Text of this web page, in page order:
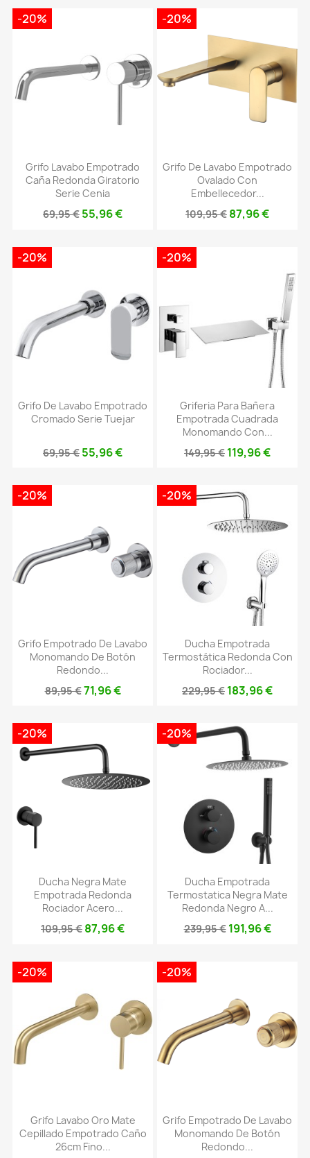
Grifo Lavabo Empotrado
Caña Redonda Giratorio
Serie Cenia
69,95 € 55,96 €
-20%
Grifo De Lavabo Empotrado
Ovalado Con
Embellecedor...
109,95 € 87,96 €
-20%
Grifo De Lavabo Empotrado
Cromado Serie Tuejar
69,95 € 55,96 €
-20%
Griferia Para Bañera
Empotrada Cuadrada
Monomando Con...
149,95 € 119,96 €
-20%
Grifo Empotrado De Lavabo
Monomando De Botón
Redondo...
89,95 €71,96 €
-20%
Ducha Empotrada
Termostática Redonda Con
Rociador...
229,95 € 183,96 €
-20%
Ducha Negra Mate
Empotrada Redonda
Rociador Acero...
109,95 € 87,96 €
-20%
Ducha Empotrada
Termostatica Negra Mate
Redonda Negro A...
239,95 € 191,96 €
-20%
Grifo Lavabo Oro Mate
Cepillado Empotrado Caño
26cm Fino...
-20%
Grifo Empotrado De Lavabo
Monomando De Botón
Redondo...
-20%